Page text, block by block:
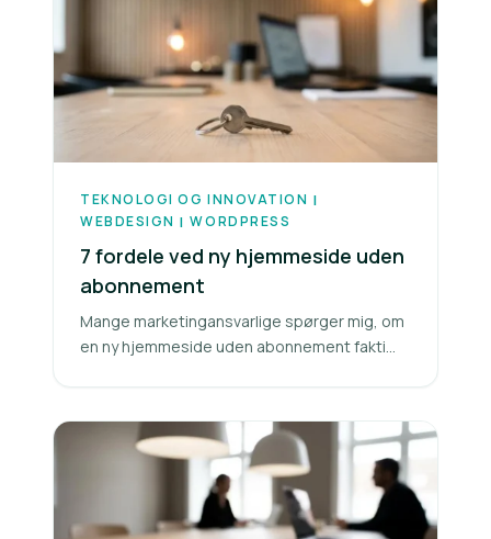
TEKNOLOGI OG INNOVATION |
WEBDESIGN |WORDPRESS
7 fordele ved ny hjemmeside uden
abonnement
Mange marketingansvarlige spørger mig, om
en ny hjemmeside uden abonnement fakti...